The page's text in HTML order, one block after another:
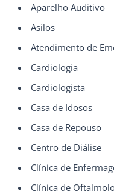
Aparelho Auditivo
Asilos
Atendimento de
Cardiologia
Cardiologista
Casa de Idosos
Casa de Repouso
Centro de Diálise
Clínica de
Clínica de